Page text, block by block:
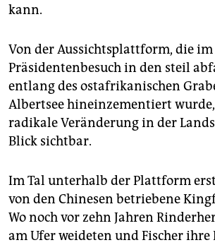
kann.
Von der Aussichtsplattform, die
Präsidentenbesuch in den steil
entlang des ostafrikanischen
Albertsee hineinzementiert
radikale Veränderung in der
Blick sichtbar.
Im Tal unterhalb der Plattform
von den Chinesen betriebene
Wo noch vor zehn Jahren
am Ufer weideten und Fischer ihre